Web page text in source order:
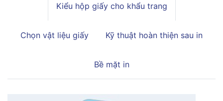
Kiểu hộp giấy cho khẩu trang
Chọn vật liệu giấy Kỹ thuật hoàn thiện sau in
Bề mặt in